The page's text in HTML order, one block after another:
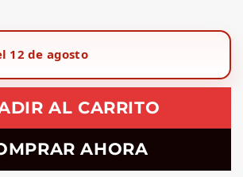
12 de agosto
AL CARRITO
AHORA